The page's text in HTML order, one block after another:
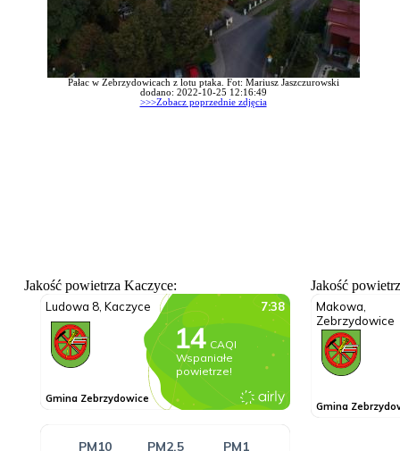
Pałac w Zebrzydowicach z lotu ptaka. Fot: Mariusz Jaszczurowski
dodano: 2022-10-25 12:16:49
>>>Zobacz poprzednie zdjęcia
Jakość powietrza Kaczyce: Jakość